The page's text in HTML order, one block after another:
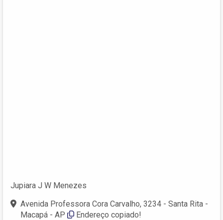
Jupiara J W Menezes
Avenida Professora Cora Carvalho, 3234 - Santa Rita -
Macapá - AP
Endereço copiado!